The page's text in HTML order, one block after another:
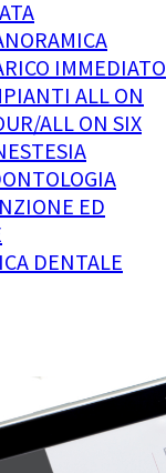
IMMEDIATO
ALL ON
ALL ON SIX
ED
DENTALE